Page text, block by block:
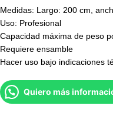
Medidas: Largo: 200 cm,
Uso: Profesional
Capacidad máxima de peso
Requiere ensamble
Hacer uso bajo indicaciones
Quiero más